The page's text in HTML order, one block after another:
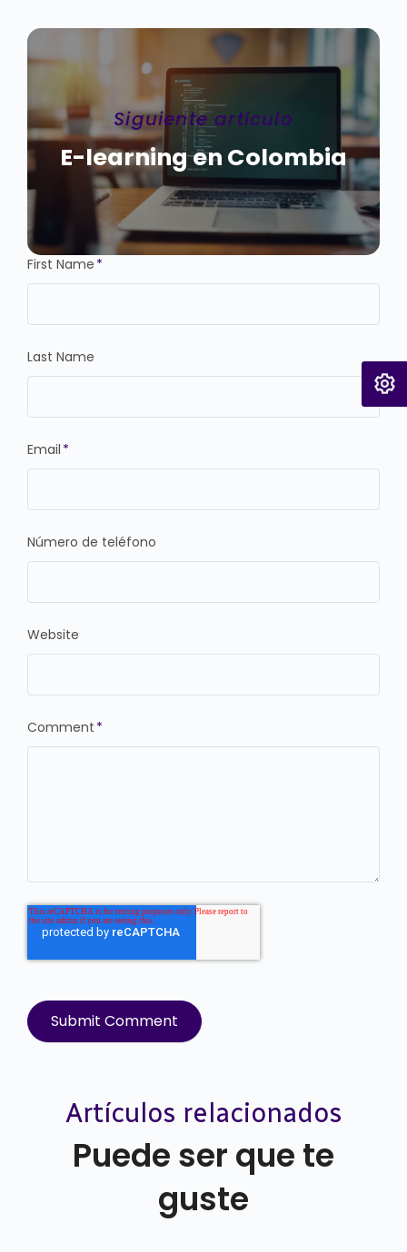
Siguiente artículo
E-learning en Colombia
First Name *
Last Name
Email *
Número de teléfono
Website
Comment *
Artículos relacionados
Puede ser que te
guste